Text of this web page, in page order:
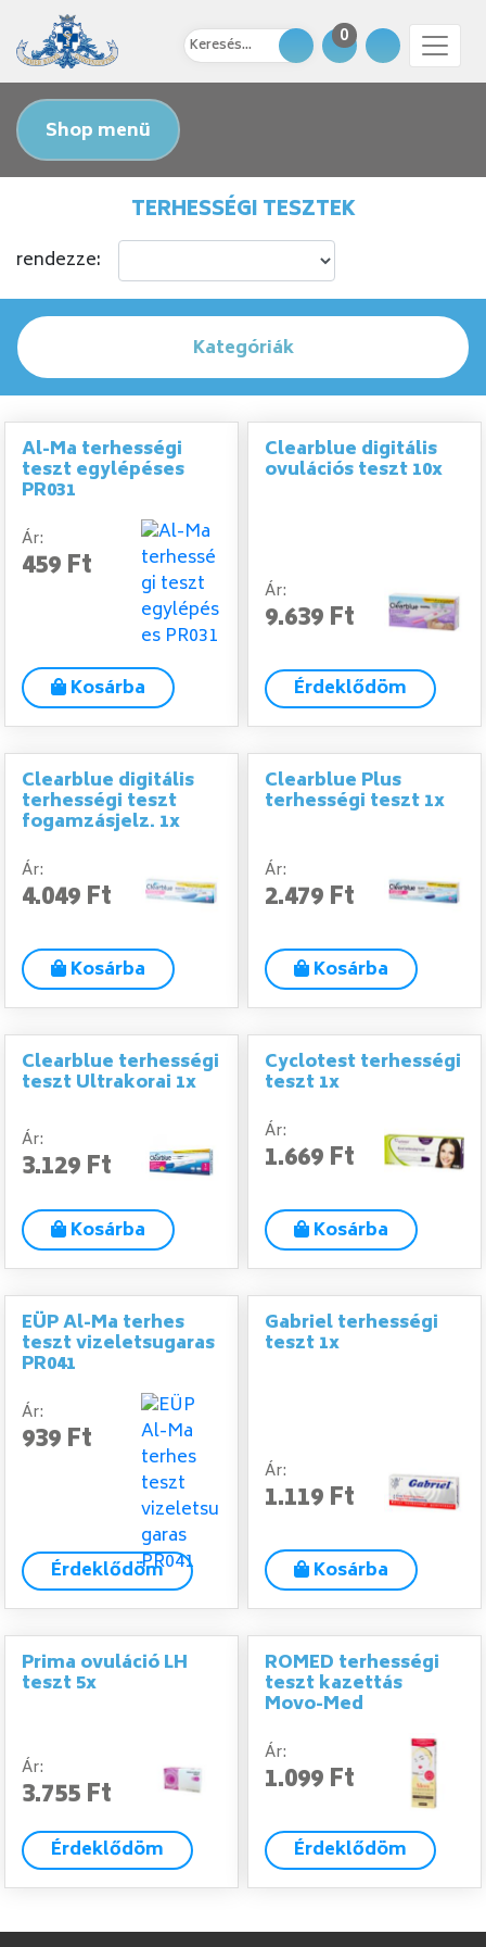
0
Shop menü
TERHESSÉGI TESZTEK
rendezze:
Kategóriák
Al-Ma terhességi
teszt egylépéses
PR031
Ár:
459 Ft
Kosárba
Clearblue digitális
ovulációs teszt 10x
Ár:
9.639 Ft
Érdeklődöm
Clearblue digitális
terhességi teszt
fogamzásjelz. 1x
Ár:
4.049 Ft
Kosárba
Clearblue Plus
terhességi teszt 1x
Ár:
2.479 Ft
Kosárba
Clearblue terhességi
teszt Ultrakorai 1x
Ár:
3.129 Ft
Kosárba
Cyclotest terhességi
teszt 1x
Ár:
1.669 Ft
Kosárba
EÜP Al-Ma terhes
teszt vizeletsugaras
PR041
Ár:
939 Ft
Érdeklődöm
Gabriel terhességi
teszt 1x
Ár:
1.119 Ft
Kosárba
Prima ovuláció LH
teszt 5x
Ár:
3.755 Ft
Érdeklődöm
ROMED terhességi
teszt kazettás
Movo-Med
Ár:
1.099 Ft
Érdeklődöm